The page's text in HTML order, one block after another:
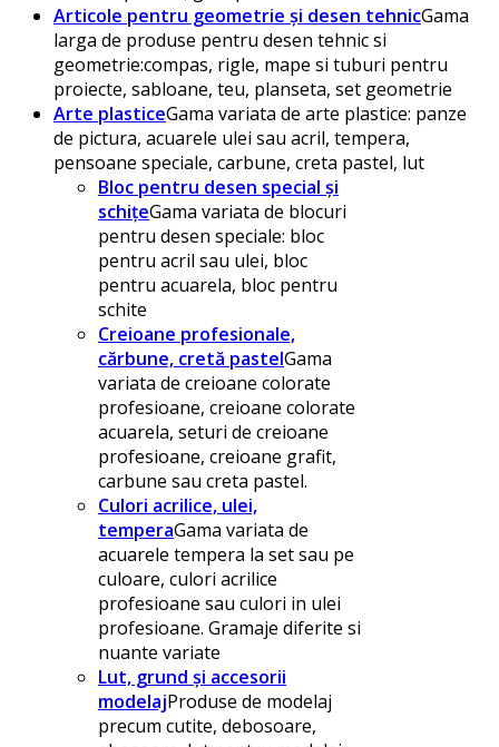
Articole pentru geometrie și desen tehnicGama
larga de produse pentru desen tehnic si
geometrie:compas, rigle, mape si tuburi pentru
proiecte, sabloane, teu, planseta, set geometrie
Arte plasticeGama variata de arte plastice: panze
de pictura, acuarele ulei sau acril, tempera,
pensoane speciale, carbune, creta pastel, lut
Bloc pentru desen special și
schițeGama variata de blocuri
pentru desen speciale: bloc
pentru acril sau ulei, bloc
pentru acuarela, bloc pentru
schite
Creioane profesionale,
cărbune, cretă pastelGama
variata de creioane colorate
profesioane, creioane colorate
acuarela, seturi de creioane
profesioane, creioane grafit,
carbune sau creta pastel.
Culori acrilice, ulei,
temperaGama variata de
acuarele tempera la set sau pe
culoare, culori acrilice
profesioane sau culori in ulei
profesioane. Gramaje diferite si
nuante variate
Lut, grund și accesorii
modelajProduse de modelaj
precum cutite, debosoare,